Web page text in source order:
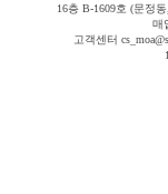
16층 B-1609호 (문정
매
고객센터